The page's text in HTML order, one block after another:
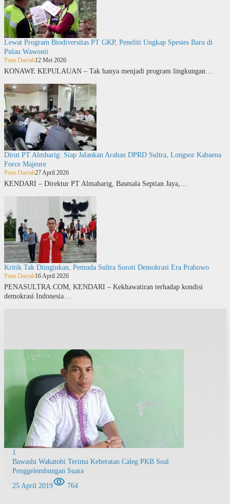
Lewat Program Biodiversitas PT GKP, Peneliti Ungkap Spesies Baru di
Pulau Wawonii
Pena Daerah12 Mei 2026
KONAWE KEPULAUAN – Tak hanya menjadi program lingkungan…
Dirut PT Almharig: Siap Jalankan Arahan DPRD Sultra, Longsor Kabaena
Force Majeure
Pena Daerah27 April 2026
KENDARI – Direktur PT Almaharig, Basmala Septian Jaya,…
Kritik Tak Diinginkan, Pemuda Sultra Soroti Demokrasi Era Prabowo
Pena Daerah16 April 2026
PENASULTRA.COM, KENDARI – Kekhawatiran terhadap kondisi
demokrasi Indonesia…
1
Bawaslu Wakatobi Terima Keberatan Caleg PKB Soal
Penggelembungan Suara
25 April 2019
764